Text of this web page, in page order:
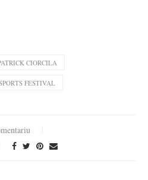
CIORCILA
FESTIVAL